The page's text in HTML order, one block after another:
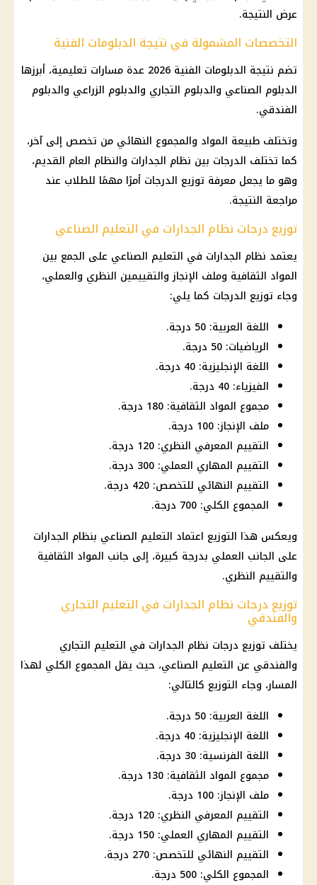
عرض النتيجة.
التخصصات المشمولة في نتيجة الدبلومات الفنية
تضم نتيجة الدبلومات الفنية 2026 عدة مسارات تعليمية، أبرزها
الدبلوم الصناعي والدبلوم التجاري والدبلوم الزراعي والدبلوم
الفندقي.
وتختلف طبيعة المواد والمجموع النهائي من تخصص إلى آخر،
كما تختلف الدرجات بين نظام الجدارات والنظام العام القديم،
وهو ما يجعل معرفة توزيع الدرجات أمرًا مهمًا للطلاب عند
مراجعة النتيجة.
توزيع درجات نظام الجدارات في التعليم الصناعي
يعتمد نظام الجدارات في التعليم الصناعي على الجمع بين
المواد الثقافية وملف الإنجاز والتقييمين النظري والعملي،
وجاء توزيع الدرجات كما يلي:
اللغة العربية: 50 درجة.
الرياضيات: 50 درجة.
اللغة الإنجليزية: 40 درجة.
الفيزياء: 40 درجة.
مجموع المواد الثقافية: 180 درجة.
ملف الإنجاز: 100 درجة.
التقييم المعرفي النظري: 120 درجة.
التقييم المهاري العملي: 300 درجة.
التقييم النهائي للتخصص: 420 درجة.
المجموع الكلي: 700 درجة.
ويعكس هذا التوزيع اعتماد التعليم الصناعي بنظام الجدارات
على الجانب العملي بدرجة كبيرة، إلى جانب المواد الثقافية
والتقييم النظري.
توزيع درجات نظام الجدارات في التعليم التجاري
والفندقي
يختلف توزيع درجات نظام الجدارات في التعليم التجاري
والفندقي عن التعليم الصناعي، حيث يقل المجموع الكلي لهذا
المسار، وجاء التوزيع كالتالي:
اللغة العربية: 50 درجة.
اللغة الإنجليزية: 40 درجة.
اللغة الفرنسية: 30 درجة.
مجموع المواد الثقافية: 130 درجة.
ملف الإنجاز: 100 درجة.
التقييم المعرفي النظري: 120 درجة.
التقييم المهاري العملي: 150 درجة.
التقييم النهائي للتخصص: 270 درجة.
المجموع الكلي: 500 درجة.